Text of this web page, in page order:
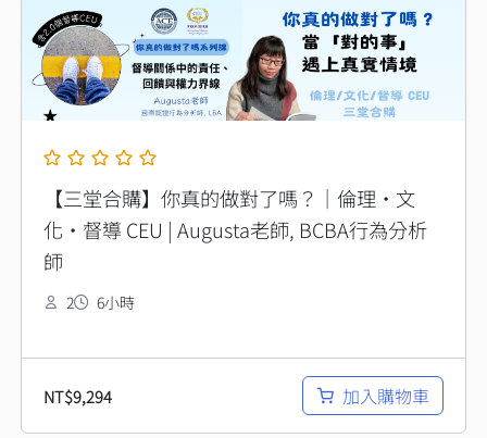
【三堂合購】你真的做對了嗎？｜倫理・文
化・督導 CEU | Augusta老師, BCBA行為分析
師
2 6小時
NT$9,294 加入購物車